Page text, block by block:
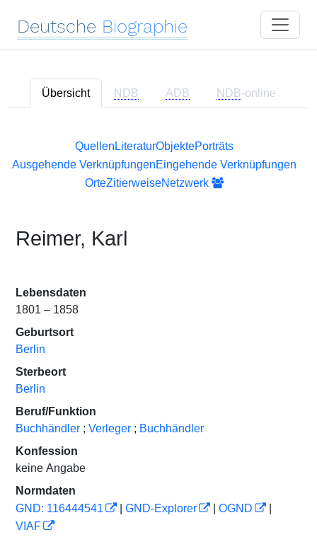
Deutsche Biographie
Übersicht NDB ADB NDB-online
Quellen LiteraturObjektePorträts
Ausgehende VerknüpfungenEingehende Verknüpfungen
OrteZitierweiseNetzwerk
Reimer, Karl
Lebensdaten
1801 – 1858
Geburtsort
Berlin
Sterbeort
Berlin
Beruf/Funktion
Buchhändler ; Verleger ; Buchhändler
Konfession
keine Angabe
Normdaten
GND: 116444541
GND-Explorer OGND
VIAF